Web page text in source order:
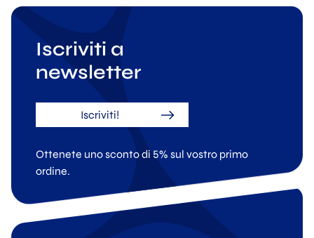
Iscriviti a
newsletter
Iscriviti!
Ottenete uno sconto di 5% sul vostro primo
ordine.